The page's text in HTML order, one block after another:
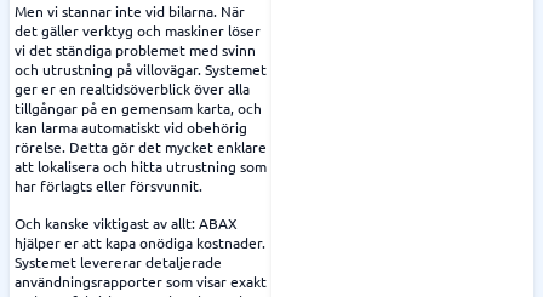
Men vi stannar inte vid bilarna. När
det gäller verktyg och maskiner löser
vi det ständiga problemet med svinn
och utrustning på villovägar. Systemet
ger er en realtidsöverblick över alla
tillgångar på en gemensam karta, och
kan larma automatiskt vid obehörig
rörelse. Detta gör det mycket enklare
att lokalisera och hitta utrustning som
har förlagts eller försvunnit.
Och kanske viktigast av allt: ABAX
hjälper er att kapa onödiga kostnader.
Systemet levererar detaljerade
användningsrapporter som visar exakt